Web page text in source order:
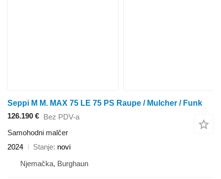
Seppi M M. MAX 75 LE 75 PS Raupe / Mulcher / Funk
126.190 € Bez PDV-a
Samohodni malčer
2024
Stanje novi
Njemačka, Burghaun